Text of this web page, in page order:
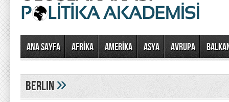
Ana Sayfa AFRİKA AMERİKA ASYA AVRUPA
berlin»